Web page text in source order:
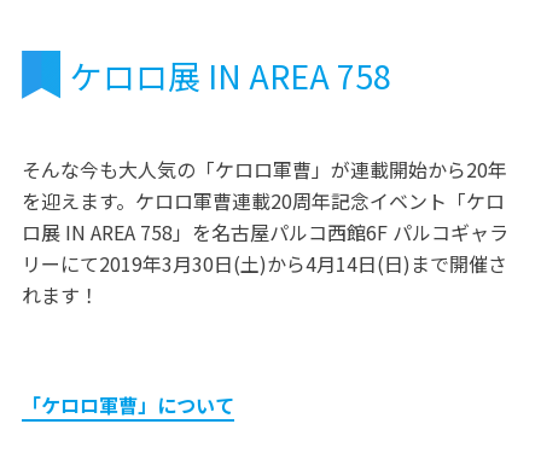
ケロロ展 IN AREA 758
そんな今も大人気の「ケロロ軍曹」が連載開始から20年
を迎えます。ケロロ軍曹連載20周年記念イベント「ケロ
ロ展 IN AREA 758」を名古屋パルコ西館6F パルコギャラ
リーにて2019年3月30日(土)から4月14日(日)まで開催さ
れます！
「ケロロ軍曹」について